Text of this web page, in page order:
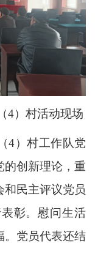
4）村活动现场
4）村工作队党
的创新理论，重
和民主评议党员
彰。慰问生活
。党员代表还结